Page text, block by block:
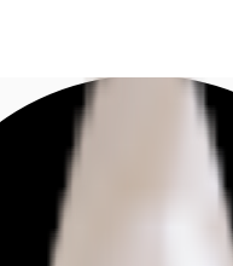
Kontaktieren Sie uns